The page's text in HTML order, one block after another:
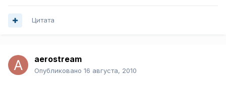
Цитата
aerostream
Опубликовано 16 августа, 2010